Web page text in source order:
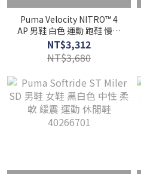
Puma Velocity NITRO™ 4
AP 男鞋 白色 運動 跑鞋 慢跑
鞋 31263502
NT$3,312
NT$3,680